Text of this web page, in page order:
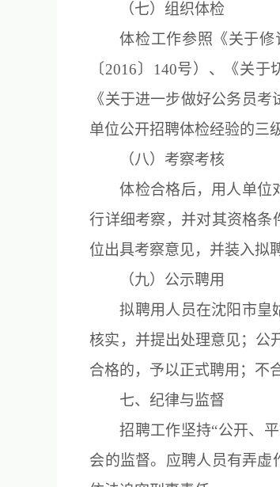
（七）组织体检
体检工作参照《关于
〔2016〕140号）、《关
《关于进一步做好公务员
单位公开招聘体检经验的三
（八）考察考核
体检合格后，用人单位
行详细考察，并对其资格条
位出具考察意见，并装入拟
（九）公示聘用
拟聘用人员在沈阳市皇
核实，并提出处理意见；公
合格的，予以正式聘用；不
七、纪律与监督
招聘工作坚持“公开、
会的监督。应聘人员有弄虚